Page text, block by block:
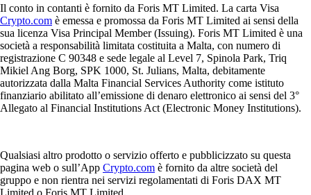
Il conto in contanti è fornito da Foris MT Limited. La carta Visa
Crypto.com è emessa e promossa da Foris MT Limited ai sensi della
sua licenza Visa Principal Member (Issuing). Foris MT Limited è una
società a responsabilità limitata costituita a Malta, con numero di
registrazione C 90348 e sede legale al Level 7, Spinola Park, Triq
Mikiel Ang Borg, SPK 1000, St. Julians, Malta, debitamente
autorizzata dalla Malta Financial Services Authority come istituto
finanziario abilitato all’emissione di denaro elettronico ai sensi del 3°
Allegato al Financial Institutions Act (Electronic Money Institutions).
Qualsiasi altro prodotto o servizio offerto e pubblicizzato su questa
pagina web o sull’App Crypto.com è fornito da altre società del
gruppo e non rientra nei servizi regolamentati di Foris DAX MT
Limited o Foris MT Limited.